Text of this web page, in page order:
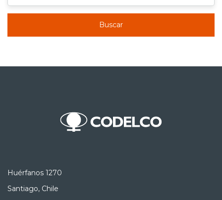
Buscar
Huérfanos 1270
Santiago, Chile